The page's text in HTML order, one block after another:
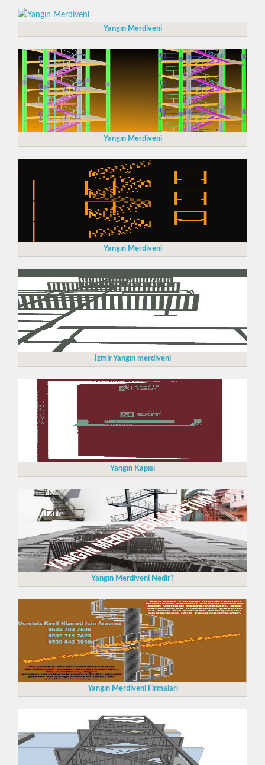
Yangın Merdiveni
Yangın Merdiveni
Yangın Merdiveni
İzmir Yangın merdiveni
Yangın Kapısı
Yangın Merdiveni Nedir?
Yangın Merdiveni Firmaları